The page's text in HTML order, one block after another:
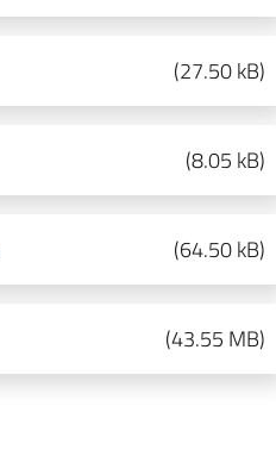
(27.50 kB)
(8.05 kB)
(64.50 kB)
(43.55 MB)